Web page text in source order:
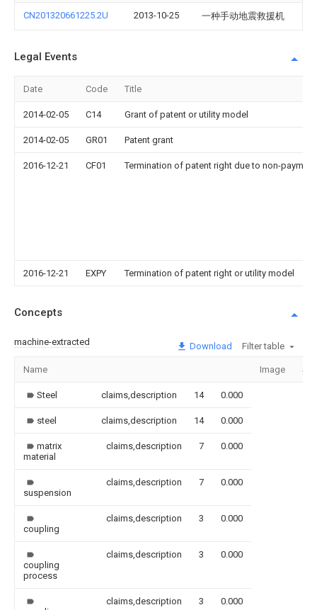
CN201320661225.2U 2013-10-25 一种手动地震救援机
Legal Events
Date Code Title
2014-02-05 C14 Grant of patent or utility model
2014-02-05 GR01 Patent grant
2016-12-21 CF01 Termination of patent right due to non-
2016-12-21 EXPY Termination of patent right or utility model
Concepts
machine-extracted Download Filter table
Name Image
Steel claims,description 14 0.000
steel claims,description 14 0.000
matrix
material
claims,description 7 0.000
suspension
claims,description 7 0.000
coupling
claims,description 3 0.000
coupling
process
claims,description 3 0.000
claims,description 3 0.000